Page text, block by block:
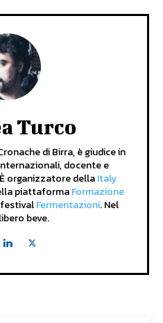
Turco
di Birra, è giudice in
docente e
organizzatore dellaItaly
piattaformaFormazione
Fermentazioni. Nel
beve.